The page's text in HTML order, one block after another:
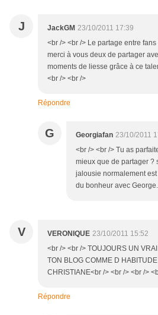
J JackGM 23/10/2011 17:39
<br /> <br /> Le partage entre
merci à vous deux de partager
moments de liesse grâce à ce
<br /> <br />
Répondre
G Georgiafan 23/10/2011
<br /> <br /> Tu as
mieux que de partager ?
jalousie normalement
du bonheur avec
V VERONIQUE 23/10/2011 15:52
<br /> <br /> TOUJOURS UN
TON BLOG COMME D
CHRISTIANE<br /> <br /> <br />
Répondre